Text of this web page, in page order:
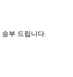
송부 드립니다